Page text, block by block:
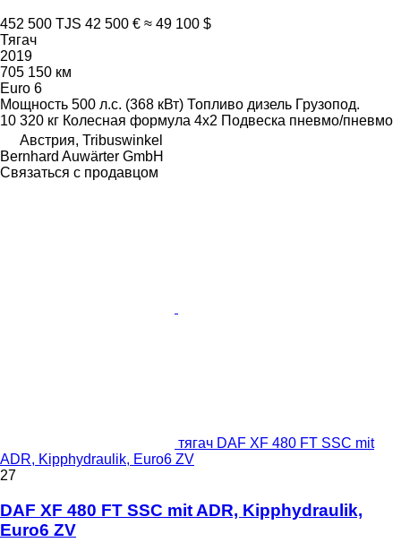
452 500 TJS 42 500 € ≈ 49 100 $
Тягач
2019
705 150 км
Euro 6
Мощность 500 л.с. (368 кВт) Топливо дизель Грузопод.
10 320 кг Колесная формула 4x2 Подвеска пневмо/пневмо
Австрия, Tribuswinkel
Bernhard Auwärter GmbH
Связаться с продавцом
тягач DAF XF 480 FT SSC mit
ADR, Kipphydraulik, Euro6 ZV
27
DAF XF 480 FT SSC mit ADR, Kipphydraulik,
Euro6 ZV